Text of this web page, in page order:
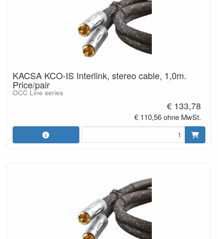
KACSA KCO-IS Interlink, stereo cable, 1,0m.
Price/pair
OCC Line series
€ 133,78
€ 110,56 ohne MwSt.